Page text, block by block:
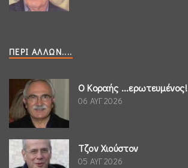
ΠΕΡΊ ΆΛΛΩΝ....
Ο Κοραής ...ερωτευμένος!
06 ΑΥΓ 2026
Τζον Χιούστον
05 ΑΥΓ 2026